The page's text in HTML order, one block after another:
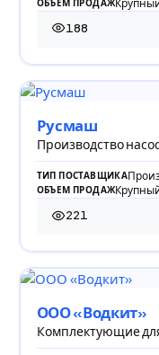
ОБЪЕМ ПРОДАЖ
188
188 просмотров
Русмаш
Производство
ТИП ПОСТАВЩИКА
ОБЪЕМ ПРОДАЖ
221
221 просмотр
ООО «Водкит»
Комплектующие